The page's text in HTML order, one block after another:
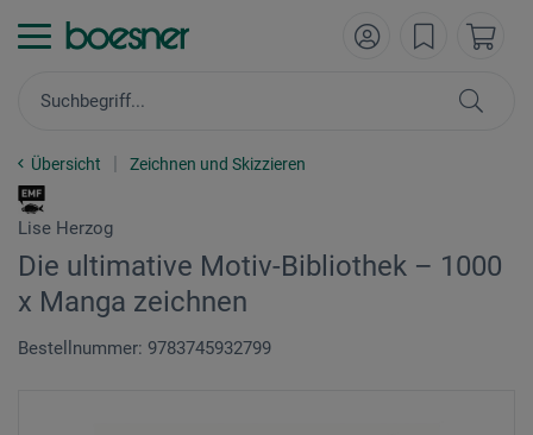
Übersicht Zeichnen und Skizzieren
Lise Herzog
Die ultimative Motiv-Bibliothek – 1000
x Manga zeichnen
Bestellnummer: 9783745932799